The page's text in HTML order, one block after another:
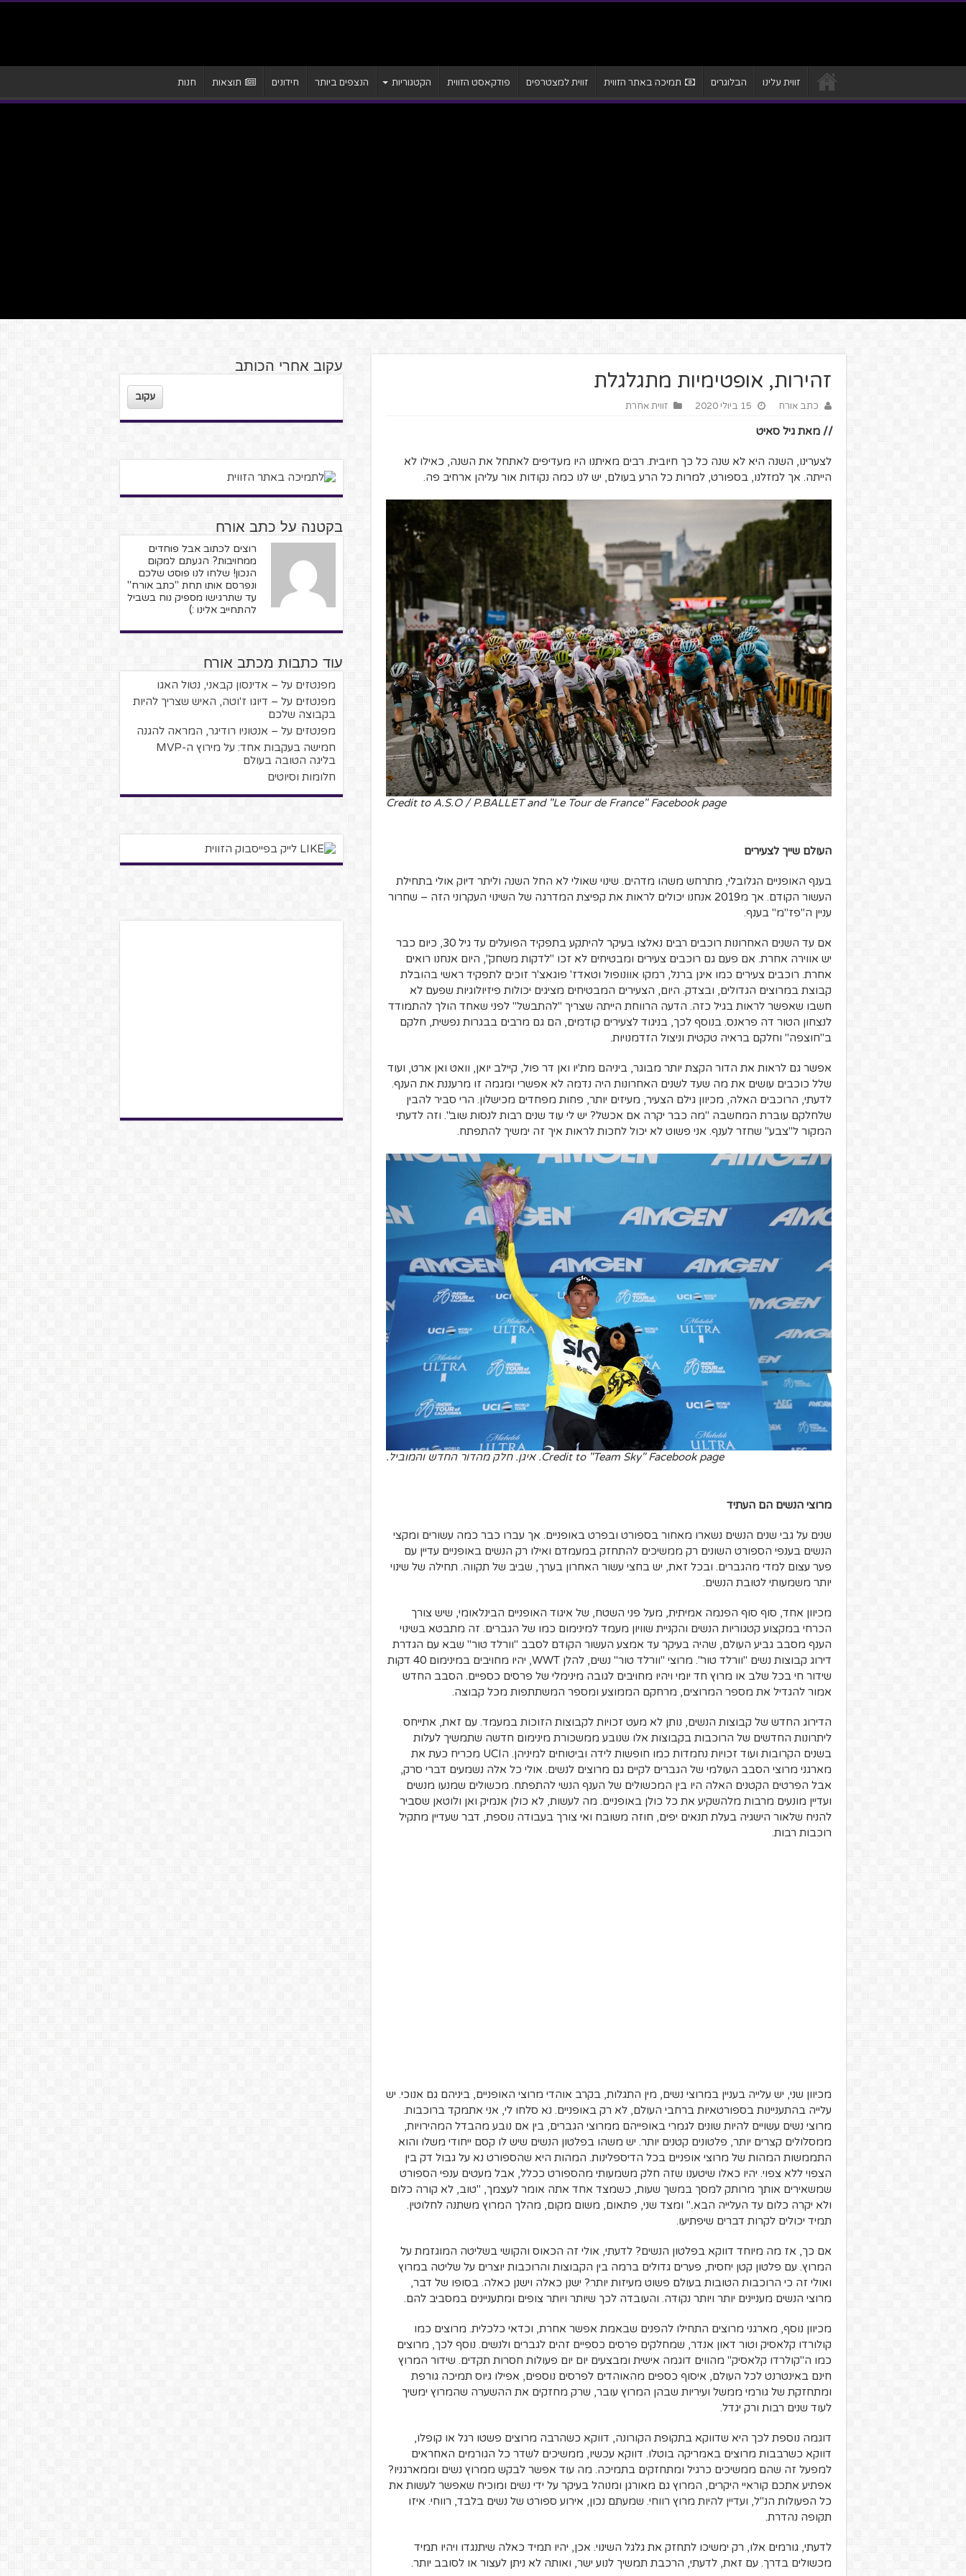
זווית עלינו הבלוגרים תמיכה באתר הזווית זווית למצטרפים פודקאסט הזווית הקטגוריות הנצפים ביותר חידונים תוצאות חנות
זהירות, אופטימיות מתגלגלת
כתב אורח 15 ביולי 2020 זווית אחרת
// מאת גיל סאיט
לצערינו, השנה היא לא שנה כל כך חיובית. רבים מאיתנו היו מעדיפים לאתחל את השנה, כאילו לא
הייתה. אך למזלנו, בספורט, למרות כל הרע בעולם, יש לנו כמה נקודות אור עליהן ארחיב פה.
Credit to A.S.O / P.BALLET and "Le Tour de France" Facebook page
העולם שייך לצעירים
בענף האופניים הגלובלי, מתרחש משהו מדהים. שינוי שאולי לא החל השנה וליתר דיוק אולי בתחילת
העשור הקודם. אך מ2019 אנחנו יכולים לראות את קפיצת המדרגה של השינוי העקרוני הזה – שחרור
עניין ה"פז"מ" בענף.
אם עד השנים האחרונות רוכבים רבים נאלצו בעיקר להיתקע בתפקיד הפועלים עד גיל 30, כיום כבר
יש אווירה אחרת. אם פעם גם רוכבים צעירים ומבטיחים לא זכו "לדקות משחק", היום אנחנו רואים
אחרת. רוכבים צעירים כמו איגן ברנל, רמקו אוונופול וטאדז' פוגאצ'ר זוכים לתפקיד ראשי בהובלת
קבוצת במרוצים הגדולים, ובצדק. היום, הצעירים המבטיחים מציגים יכולות פיזיולוגיות שפעם לא
חשבו שאפשר לראות בגיל כזה. הדעה הרווחת הייתה שצריך "להתבשל" לפני שאחד הולך להתמודד
לנצחון הטור דה פראנס. בנוסף לכך, בניגוד לצעירים קודמים, הם גם מרבים בבגרות נפשית, חלקם
ב"חוצפה" וחלקם בראיה טקטית וניצול הזדמנויות.
אפשר גם לראות את הדור הקצת יותר מבוגר, ביניהם מת'יו ואן דר פול, קיילב יואן, וואט ואן ארט, ועוד
שלל כוכבים עושים את מה שעד לשנים האחרונות היה נדמה לא אפשרי ומגמה זו מרעננת את הענף.
לדעתי, הרוכבים האלה, מכיוון גילם הצעיר, מעיזים יותר, פחות מפחדים מכישלון. הרי סביר להבין
שלחלקם עוברת המחשבה "מה כבר יקרה אם אכשל? יש לי עוד שנים רבות לנסות שוב". וזה לדעתי
המקור ל"צבע" שחזר לענף. אני פשוט לא יכול לחכות לראות איך זה ימשיך להתפתח.
Credit to "Team Sky" Facebook page. איגן. חלק מהדור החדש והמוביל.
מרוצי הנשים הם העתיד
שנים על גבי שנים הנשים נשארו מאחור בספורט ובפרט באופניים. אך עברו כבר כמה עשורים ומקצי
הנשים בענפי הספורט השונים רק ממשיכים להתחזק במעמדם ואילו רק הנשים באופניים עדיין עם
פער עצום למדי מהגברים. ובכל זאת, יש בחצי עשור האחרון בערך, שביב של תקווה. תחילה של שינוי
יותר משמעותי לטובת הנשים.
מכיוון אחד, סוף סוף הפנמה אמיתית, מעל פני השטח, של איגוד האופניים הבינלאומי, שיש צורך
הכרחי במקצוע קטגוריות הנשים והקניית שוויון מעמד למינימום כמו של הגברים. זה מתבטא בשינוי
הענף מסבב גביע העולם, שהיה בעיקר עד אמצע העשור הקודם לסבב "וורלד טור" שבא עם הגדרת
דירוג קבוצות נשים "וורלד טור". מרוצי "וורלד טור" נשים, להלן WWT, יהיו מחויבים במינימום 40 דקות
שידור חי בכל שלב או מרוץ חד יומי ויהיו מחויבים לגובה מינימלי של פרסים כספיים. הסבב החדש
אמור להגדיל את מספר המרוצים, מרחקם הממוצע ומספר המשתתפות מכל קבוצה.
הדירוג החדש של קבוצות הנשים, נותן לא מעט זכויות לקבוצות הזוכות במעמד. עם זאת, אתייחס
ליתרונות החדשים של הרוכבות בקבוצות אלו שנובע ממשכורת מינימום חדשה שתמשיך לעלות
בשנים הקרובות ועוד זכויות נחמדות כמו חופשות לידה וביטוחים למיניהן. הUCI מכריח כעת את
מארגני מרוצי הסבב העולמי של הגברים לקיים גם מרוצים לנשים. אולי כל אלה נשמעים דברי סרק,
אבל הפרטים הקטנים האלה היו בין המכשולים של הענף הנשי להתפתח. מכשולים שמנעו מנשים
ועדיין מונעים מרבות מלהשקיע את כל כולן באופניים. מה לעשות, לא כולן אנמיק ואן ולוטאן שסביר
להניח שלאור הישגיה בעלת תנאים יפים, חוזה משובח ואי צורך בעבודה נוספת, דבר שעדיין מתקיל
רוכבות רבות.
מכיוון שני, יש עלייה בעניין במרוצי נשים, מין התגלות, בקרב אוהדי מרוצי האופניים, ביניהם גם אנוכי. יש
עלייה בהתעניינות בספורטאיות ברחבי העולם, לא רק באופניים. נא סלחו לי, אני אתמקד ברוכבות.
מרוצי נשים עשויים להיות שונים לגמרי באופייהם ממרוצי הגברים, בין אם נובע מהבדל המהירויות,
ממסלולים קצרים יותר, פלטונים קטנים יותר. יש משהו בפלטון הנשים שיש לו קסם ייחודי משלו והוא
התממשות המהות של מרוצי אופניים בכל הדיספלינות. המהות היא שהספורט נא על גבול דק בין
הצפוי ללא צפוי. יהיו כאלו שיטענו שזה חלק משמעותי מהספורט ככלל, אבל מעטים ענפי הספורט
שמשאירים אותך מרותק למסך במשך שעות, כשמצד אחד אתה אומר לעצמך, "טוב, לא קורה כלום
ולא יקרה כלום עד העלייה הבא.." ומצד שני, פתאום, משום מקום, מהלך המרוץ משתנה לחלוטין.
תמיד יכולים לקרות דברים שיפתיעו.
אם כך, אז מה מיוחד דווקא בפלטון הנשים? לדעתי, אולי זה הכאוס והקושי בשליטה המוגזמת על
המרוץ. עם פלטון קטן יחסית, פערים גדולים ברמה בין הקבוצות והרוכבות יוצרים על שליטה במרוץ
ואולי זה כי הרוכבות הטובות בעולם פשוט מעיזות יותר? ישנן כאלה וישנן כאלה. בסופו של דבר,
מרוצי הנשים מעניינים יותר ויותר נקודה. והעובדה לכך שיותר ויותר צופים ומתעניינים במסביב להם.
מכיוון נוסף, מארגני מרוצים התחילו להפנים שבאמת אפשר אחרת, וכדאי כלכלית. מרוצים כמו
קולורדו קלאסיק וטור דאון אנדר, שמחלקים פרסים כספיים זהים לגברים ולנשים. נוסף לכך, מרוצים
כמו ה"קולרדו קלאסיק" מהווים דוגמה אישית ומבצעים יום יום פעולות חסרות תקדים. שידור המרוץ
חינם באינטרנט לכל העולם, איסוף כספים מהאוהדים לפרסים נוספים, אפילו גיוס תמיכה גורפת
ומתחזקת של גורמי ממשל ועיריות שבהן המרוץ עובר, שרק מחזקים את ההשערה שהמרוץ ימשיך
לעוד שנים רבות ורק יגדל.
דוגמה נוספת לכך היא שדווקא בתקופת הקורונה, דווקא כשהרבה מרוצים פשטו רגל או קופלו,
דווקא כשרבבות מרוצים באמריקה בוטלו. דווקא עכשיו, ממשיכים לשדר כל הגורמים האחראים
למפעל זה שהם ממשיכים כרגיל ומתחזקים בתמיכה. מה עוד אפשר לבקש ממרוץ נשים וממארגניו?
אפתיע אתכם קוראיי היקרים, המרוץ גם מאורגן ומנוהל בעיקר על ידי נשים ומוכיח שאפשר לעשות את
כל הפעולות הנ"ל, ועדיין להיות מרוץ רווחי. שמעתם נכון, אירוע ספורט של נשים בלבד, רווחי. איזו
תקופה נהדרת.
לדעתי, גורמים אלו, רק ימשיכו לתחזק את גלגל השינוי. אכן, יהיו תמיד כאלה שיתנגדו ויהיו תמיד
מכשולים בדרך. עם זאת, לדעתי, הרכבת תמשיך לנוע ישר, ואותה לא ניתן לעצור או לסובב יותר.
עקוב אחרי הכותב
עקוב
בקטנה על כתב אורח
רוצים לכתוב אבל פוחדים
ממחויבות? הגעתם למקום
הנכון! שלחו לנו פוסט שלכם
ונפרסם אותו תחת "כתב אורח"
עד שתרגישו מספיק נוח בשביל
להתחייב אלינו :)
עוד כתבות מכתב אורח
מפנטזים על – אדינסון קבאני, נטול האגו
מפנטזים על – דיוגו ז'וטה, האיש שצריך להיות
בקבוצה שלכם
מפנטזים על – אנטוניו רודיגר, המראה להגנה
חמישה בעקבות אחד: על מירוץ ה-MVP
בליגה הטובה בעולם
חלומות וסיוטים